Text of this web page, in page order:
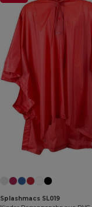
Splashmacs SL019